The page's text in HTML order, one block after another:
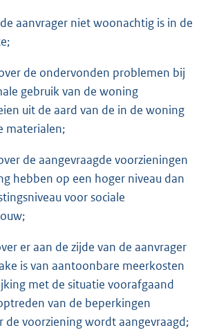
aanvrager niet woonachtig is in de
de ondervonden problemen bij
gebruik van de woning
uit de aard van de in de woning
materialen;
de aangevraagde voorzieningen
hebben op een hoger niveau dan
voor sociale
er aan de zijde van de aanvrager
is van aantoonbare meerkosten
met de situatie voorafgaand
van de beperkingen
de voorziening wordt aangevraagd;